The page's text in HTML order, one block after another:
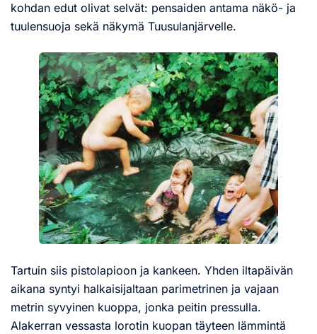
kohdan edut olivat selvät: pensaiden antama näkö- ja
tuulensuoja sekä näkymä Tuusulanjärvelle.
Tartuin siis pistolapioon ja kankeen. Yhden iltapäivän
aikana syntyi halkaisijaltaan parimetrinen ja vajaan
metrin syvyinen kuoppa, jonka peitin pressulla.
Alakerran vessasta lorotin kuopan täyteen lämmintä